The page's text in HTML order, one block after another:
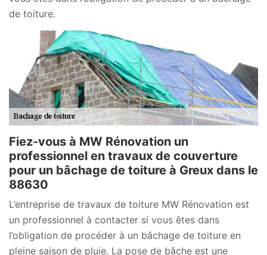
de toiture.
Fiez-vous à MW Rénovation un
professionnel en travaux de couverture
pour un bâchage de toiture à Greux dans le
88630
L’entreprise de travaux de toiture MW Rénovation est
un professionnel à contacter si vous êtes dans
l’obligation de procéder à un bâchage de toiture en
pleine saison de pluie. La pose de bâche est une